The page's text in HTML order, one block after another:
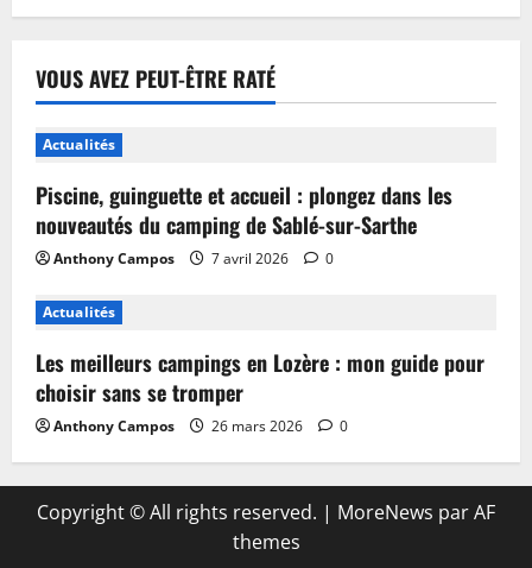
VOUS AVEZ PEUT-ÊTRE RATÉ
Actualités
Piscine, guinguette et accueil : plongez dans les
nouveautés du camping de Sablé-sur-Sarthe
Anthony Campos 7 avril 2026 0
Actualités
Les meilleurs campings en Lozère : mon guide pour
choisir sans se tromper
Anthony Campos 26 mars 2026 0
Copyright © All rights reserved. | MoreNews par AF
themes